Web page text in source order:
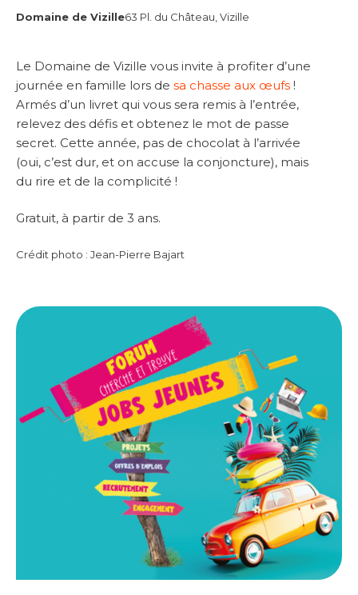
Domaine de Vizille63 Pl. du Château, Vizille
Le Domaine de Vizille vous invite à profiter d’une
journée en famille lors de sa chasse aux œufs !
Armés d’un livret qui vous sera remis à l’entrée,
relevez des défis et obtenez le mot de passe
secret. Cette année, pas de chocolat à l’arrivée
(oui, c’est dur, et on accuse la conjoncture), mais
du rire et de la complicité !
Gratuit, à partir de 3 ans.
Crédit photo : Jean-Pierre Bajart